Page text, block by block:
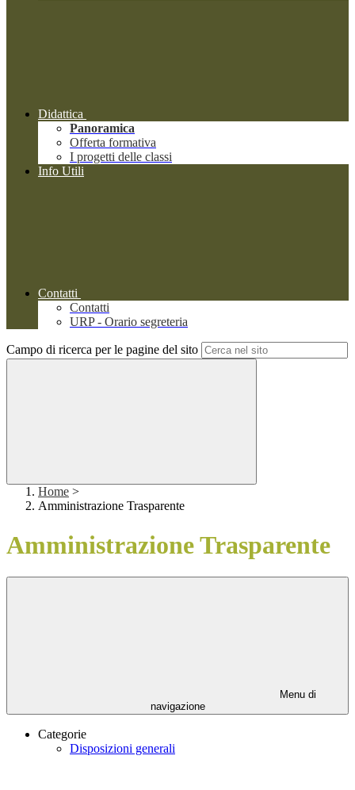
Didattica
Panoramica
Offerta formativa
I progetti delle classi
Info Utili
Contatti
Contatti
URP - Orario segreteria
Campo di ricerca per le pagine del sito
Home >
Amministrazione Trasparente
Amministrazione Trasparente
Menu di
navigazione
Categorie
Disposizioni generali